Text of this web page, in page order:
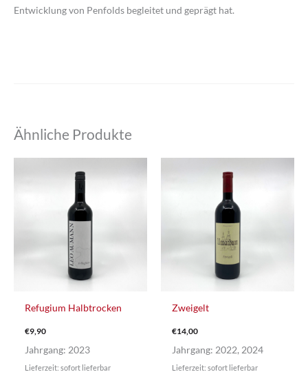
Entwicklung von Penfolds begleitet und geprägt hat.
Ähnliche Produkte
Refugium Halbtrocken
€9,90
Jahrgang: 2023
Lieferzeit: sofort lieferbar
Zweigelt
€14,00
Jahrgang: 2022, 2024
Lieferzeit: sofort lieferbar